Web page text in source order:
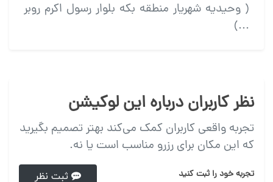
( وحیدیه شهریار منطقه بکه بلوار رسول اکرم روبر
...)
نظر کاربران درباره این لوکیشن
تجربه واقعی کاربران کمک می‌کند بهتر تصمیم بگیرید
که این مکان برای رزرو مناسب است یا نه.
تجربه خود را ثبت کنید